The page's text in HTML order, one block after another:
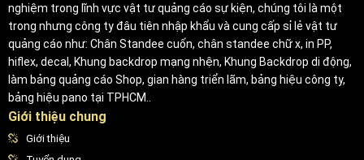
nghiệm trong lĩnh vực vật tư quảng cáo sự kiện, chúng tôi là một
trong nhưng công ty đâu tiên nhập khẩu và cung cấp sỉ lẻ vật tư
quảng cáo như: Chân Standee cuốn, chân standee chữ x, in PP,
hiflex, decal, Khung backdrop mạng nhện, Khung Backdrop di động,
làm bảng quảng cáo Shop, gian hàng triển lãm, bảng hiệu công ty,
bảng hiệu pano tại TPHCM..
Giới thiệu chung
Giới thiệu